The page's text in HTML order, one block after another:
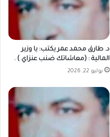
د. طارق محمد عمر يكتب: يا وزير
المالية : (معاشاتك ضنب عنزاي ) .
يوليو 22, 2026